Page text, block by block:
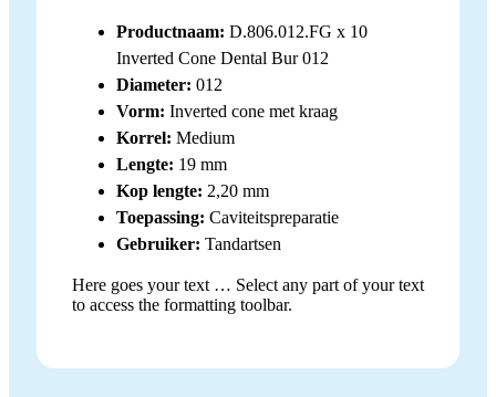
Productnaam: D.806.012.FG x 10
Inverted Cone Dental Bur 012
Diameter: 012
Vorm: Inverted cone met kraag
Korrel: Medium
Lengte: 19 mm
Kop lengte: 2,20 mm
Toepassing: Caviteitspreparatie
Gebruiker: Tandartsen
Here goes your text … Select any part of your text
to access the formatting toolbar.